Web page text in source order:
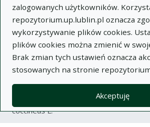
zalogowanych użytkowników.
repozytorium.up.lublin.pl oznacza
wykorzystywanie plików cookies.
plików cookies można zmienić w
Brak zmian tych ustawień oznacza
stosowanych na stronie
Akceptuję
Repozytorium Uniwersytetu
Przyrodniczego w Lublinie
Kolekcje
artykuł
Porównanie kwitnienia i
fasoli z gatunków Phaseolus vulgaris L.i
coccineus L.